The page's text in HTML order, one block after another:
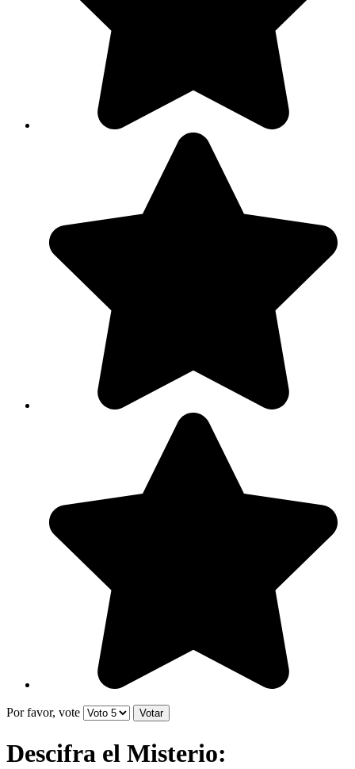
Por favor, vote
Descifra el Misterio: